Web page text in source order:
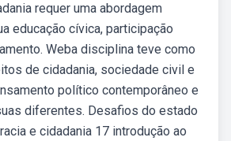
requer uma abordagem
educação cívica, participação
Weba disciplina teve como
de cidadania, sociedade civil e
político contemporâneo e
diferentes. Desafios do estado
e cidadania 17 introdução ao